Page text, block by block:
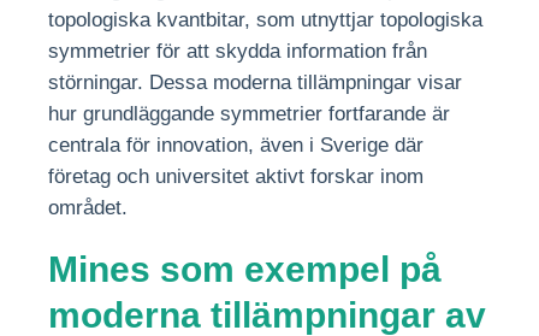
topologiska kvantbitar, som utnyttjar topologiska
symmetrier för att skydda information från
störningar. Dessa moderna tillämpningar visar
hur grundläggande symmetrier fortfarande är
centrala för innovation, även i Sverige där
företag och universitet aktivt forskar inom
området.
Mines som exempel på
moderna tillämpningar av